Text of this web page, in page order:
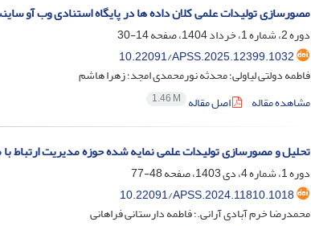
مصورسازی تولیدات علمی کلان داده ها در پایگاه استنادی وب آو
دوره 2، شماره 1، خرداد 1404، صفحه
14-30
10.22091/APSS.2025.12399.1032
فاطمه دولتی لیاولی؛ محدثه نورمحمدی امجد؛ زهرا هاشم
مشاهده مقاله
اصل مقاله 1.46 M
تحلیل و مصورسازی تولیدات علمی نمایه شده حوزه مدیریت ارتباط
دوره 1، شماره 4، دی 1403، صفحه
48-77
10.22091/APSS.2024.11810.1018
محمدرضا خرم آبادی آرانی.؛ فاطمه دارستانی فراهانی